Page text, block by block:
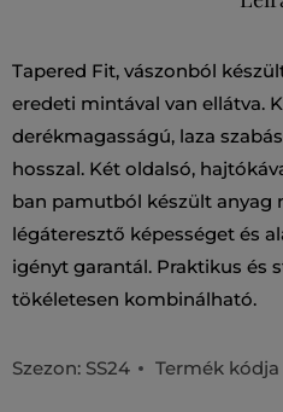
Tapered Fit, vászonból
eredeti mintával van ellátva.
derékmagasságú, laza
hosszal. Két oldalsó,
ban pamutból készült anyag
légáteresztő képességet és
igényt garantál. Praktikus és
tökéletesen kombinálható.
Szezon: SS24 Termék kódja